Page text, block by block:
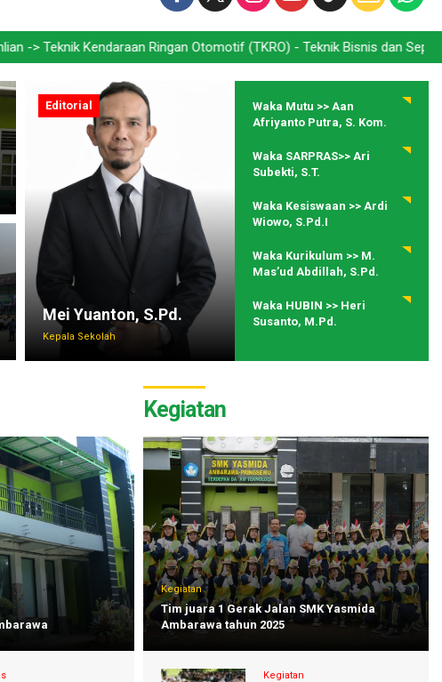
(TKRO) - Teknik Bisnis dan Sepeda Motor (TBSM) - Teknik
Editorial
Mei Yuanton, S.Pd.
Kepala Sekolah
Waka Mutu >> Aan
Afriyanto Putra, S. Kom.
Waka SARPRAS>> Ari
Subekti, S.T.
Waka Kesiswaan >> Ardi
Wiowo, S.Pd.I
Waka Kurikulum >> M.
Mas’ud Abdillah, S.Pd.
Waka HUBIN >> Heri
Susanto, M.Pd.
Kegiatan
Kegiatan
Tim juara 1 Gerak Jalan SMK Yasmida
Ambarawa tahun 2025
Kegiatan